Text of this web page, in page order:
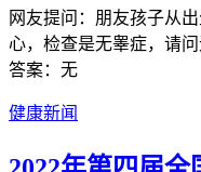
网友提问：朋友孩子从
心，检查是无睾症，请
答案：无
健康新闻